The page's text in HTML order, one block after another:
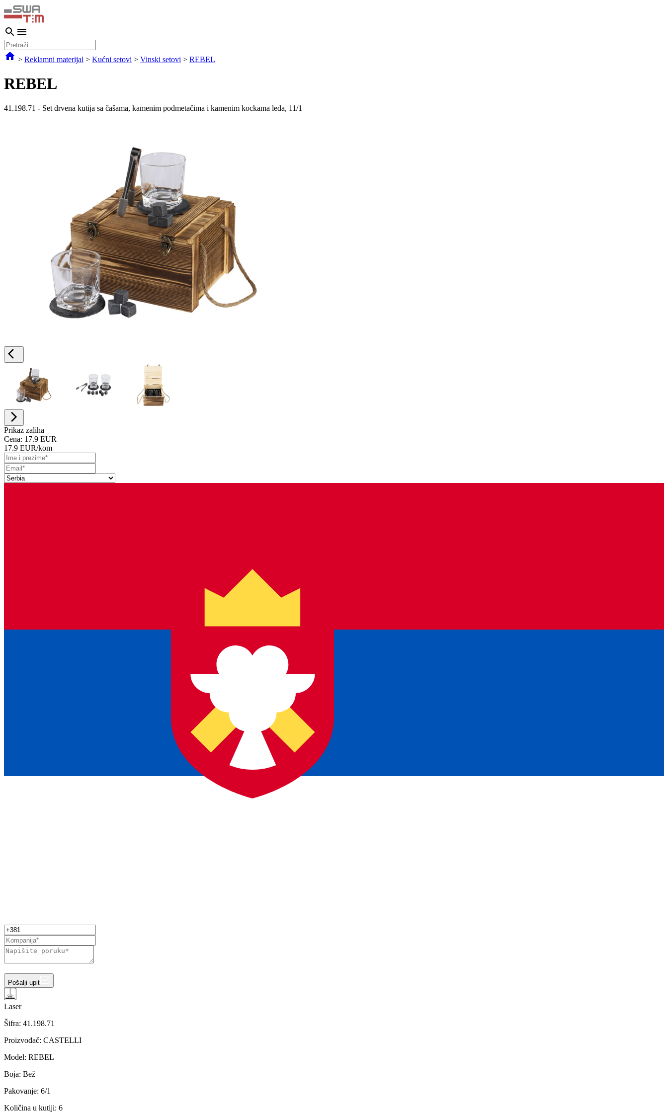
> Reklamni materijal > Kućni setovi > Vinski setovi > REBEL
REBEL
41.198.71 - Set drvena kutija sa čašama, kamenim podmetačima i kamenim kockama leda, 11/1
Prikaz zaliha
Cena: 17.9 EUR
17.9 EUR/kom
Pošalji upit
Laser
Šifra: 41.198.71
Proizvođač: CASTELLI
Model: REBEL
Boja: Bež
Pakovanje: 6/1
Količina u kutiji: 6